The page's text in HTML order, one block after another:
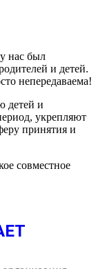
был
и детей.
непередаваема!
детей и
укрепляют
принятия и
совместное